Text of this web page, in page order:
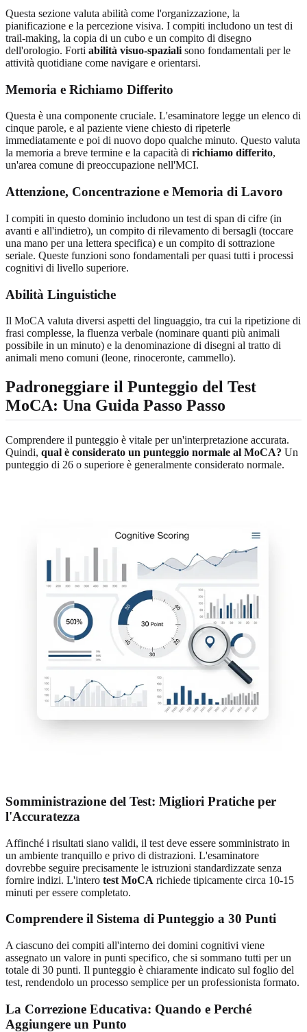
Questa sezione valuta abilità come l'organizzazione, la
pianificazione e la percezione visiva. I compiti includono un test di
trail-making, la copia di un cubo e un compito di disegno
dell'orologio. Forti abilità visuo-spaziali sono fondamentali per le
attività quotidiane come navigare e orientarsi.
Memoria e Richiamo Differito
Questa è una componente cruciale. L'esaminatore legge un elenco di
cinque parole, e al paziente viene chiesto di ripeterle
immediatamente e poi di nuovo dopo qualche minuto. Questo valuta
la memoria a breve termine e la capacità di richiamo differito,
un'area comune di preoccupazione nell'MCI.
Attenzione, Concentrazione e Memoria di Lavoro
I compiti in questo dominio includono un test di span di cifre (in
avanti e all'indietro), un compito di rilevamento di bersagli (toccare
una mano per una lettera specifica) e un compito di sottrazione
seriale. Queste funzioni sono fondamentali per quasi tutti i processi
cognitivi di livello superiore.
Abilità Linguistiche
Il MoCA valuta diversi aspetti del linguaggio, tra cui la ripetizione di
frasi complesse, la fluenza verbale (nominare quanti più animali
possibile in un minuto) e la denominazione di disegni al tratto di
animali meno comuni (leone, rinoceronte, cammello).
Padroneggiare il Punteggio del Test
MoCA: Una Guida Passo Passo
Comprendere il punteggio è vitale per un'interpretazione accurata.
Quindi, qual è considerato un punteggio normale al MoCA? Un
punteggio di 26 o superiore è generalmente considerato normale.
Somministrazione del Test: Migliori Pratiche per
l'Accuratezza
Affinché i risultati siano validi, il test deve essere somministrato in
un ambiente tranquillo e privo di distrazioni. L'esaminatore
dovrebbe seguire precisamente le istruzioni standardizzate senza
fornire indizi. L'intero test MoCA richiede tipicamente circa 10-15
minuti per essere completato.
Comprendere il Sistema di Punteggio a 30 Punti
A ciascuno dei compiti all'interno dei domini cognitivi viene
assegnato un valore in punti specifico, che si sommano tutti per un
totale di 30 punti. Il punteggio è chiaramente indicato sul foglio del
test, rendendolo un processo semplice per un professionista formato.
La Correzione Educativa: Quando e Perché
Aggiungere un Punto